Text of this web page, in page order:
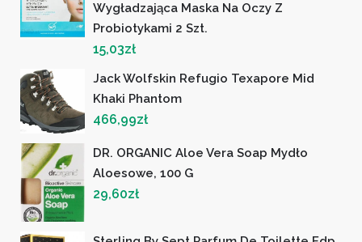
Wygładzająca Maska Na Oczy Z
Probiotykami 2 Szt.
15,03zł
Jack Wolfskin Refugio Texapore Mid
Khaki Phantom
466,99zł
DR. ORGANIC Aloe Vera Soap Mydło
Aloesowe, 100 G
29,60zł